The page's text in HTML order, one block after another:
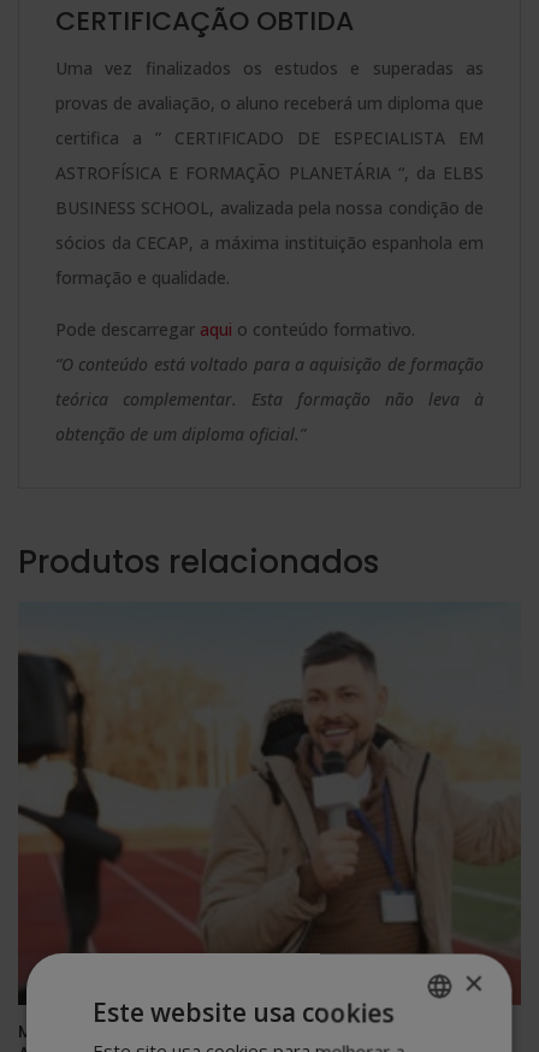
CERTIFICAÇÃO OBTIDA
Uma vez finalizados os estudos e superadas as
provas de avaliação, o aluno receberá um diploma que
certifica a ” CERTIFICADO DE ESPECIALISTA EM
ASTROFÍSICA E FORMAÇÃO PLANETÁRIA “, da ELBS
BUSINESS SCHOOL, avalizada pela nossa condição de
sócios da CECAP, a máxima instituição espanhola em
formação e qualidade.
Pode descarregar aqui o conteúdo formativo.
“O conteúdo está voltado para a aquisição de formação
teórica complementar. Esta formação não leva à
obtenção de um diploma oficial.”
Produtos relacionados
Mestrado em Jornalismo Esportivo – O Diploma tem a
SPANISH
×
Este website usa cookies